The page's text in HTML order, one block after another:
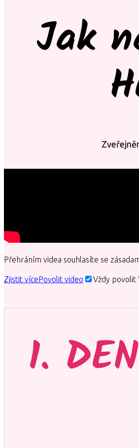
Jak
Přehráním videa souhlasíte se
Zjistit vícePovolit video Vždy povolit
1.